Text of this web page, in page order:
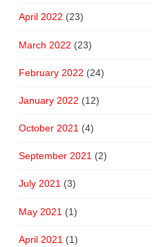
April 2022 (23)
March 2022 (23)
February 2022 (24)
January 2022 (12)
October 2021 (4)
September 2021(2)
July 2021(3)
May 2021 (1)
April 2021 (1)